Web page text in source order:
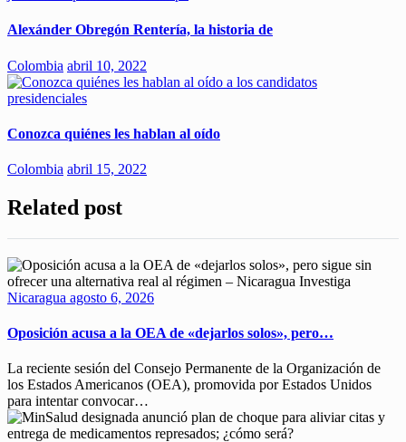
Alexánder Obregón Rentería, la historia de
Colombia abril 10, 2022
Conozca quiénes les hablan al oído
Colombia abril 15, 2022
Related post
Nicaragua agosto 6, 2026
Oposición acusa a la OEA de «dejarlos solos», pero…
La reciente sesión del Consejo Permanente de la Organización de
los Estados Americanos (OEA), promovida por Estados Unidos
para intentar convocar…